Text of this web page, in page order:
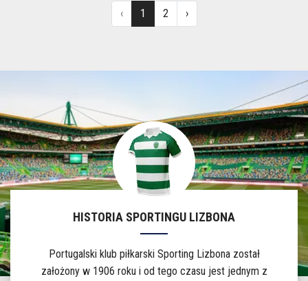
HISTORIA SPORTINGU LIZBONA
Portugalski klub piłkarski Sporting Lizbona został
założony w 1906 roku i od tego czasu jest jednym z